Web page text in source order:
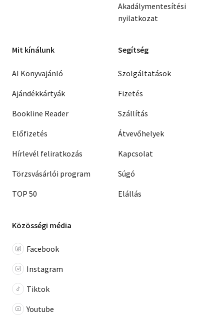
Akadálymentesítési
nyilatkozat
Mit kínálunk
AI Könyvajánló
Ajándékkártyák
Bookline Reader
Előfizetés
Hírlevél feliratkozás
Törzsvásárlói program
TOP 50
Segítség
Szolgáltatások
Fizetés
Szállítás
Átvevőhelyek
Kapcsolat
Súgó
Elállás
Közösségi média
Facebook
Instagram
Tiktok
Youtube